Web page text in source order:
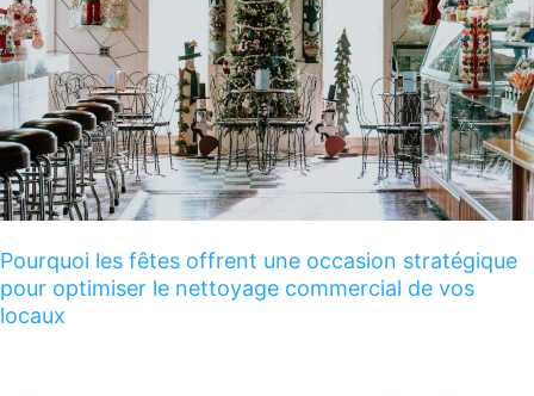
Pourquoi les fêtes offrent une occasion stratégique
pour optimiser le nettoyage commercial de vos
locaux
occasion
stratégique
pour
optimiser
nettoyage
commercial
de
locaux